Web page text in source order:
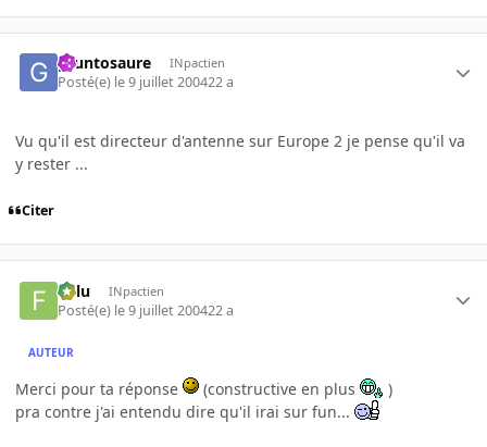
gruntosaure INpactien
Posté(e) le 9 juillet 200422 a
Vu qu'il est directeur d'antenne sur Europe 2 je pense qu'il va
y rester ...
Citer
Fulu INpactien
Posté(e) le 9 juillet 200422 a
AUTEUR
Merci pour ta réponse (constructive en plus
)
pra contre j'ai entendu dire qu'il irai sur fun...